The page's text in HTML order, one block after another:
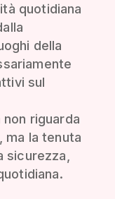
quotidiana
della
sul
riguarda
ma la tenuta
sicurezza,